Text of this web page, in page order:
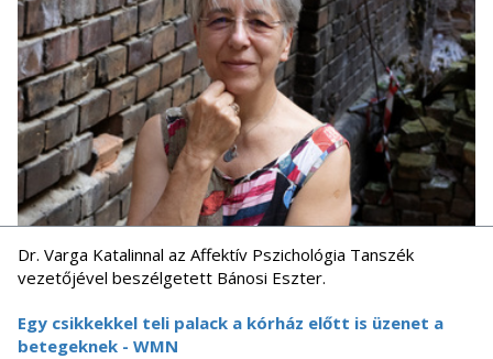
Dr. Varga Katalinnal az Affektív Pszichológia Tanszék
vezetőjével beszélgetett Bánosi Eszter.
Egy csikkekkel teli palack a kórház előtt is üzenet a
betegeknek - WMN